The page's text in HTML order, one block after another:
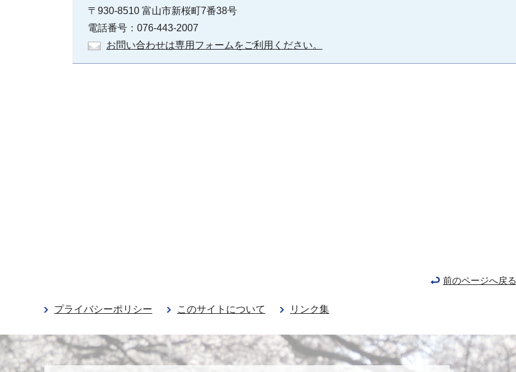
〒930-8510 富山市新桜町7番38号
電話番号：076-443-2007
お問い合わせは専用フォームをご利用ください。
前のページへ戻る
プライバシーポリシー このサイトについて リンク集